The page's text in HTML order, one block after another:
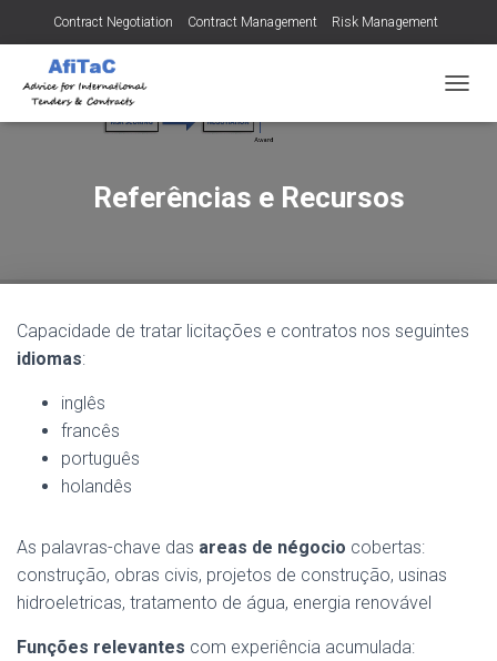
Contract Negotiation Contract Management Risk Management
Tendering for Contracts
L
V
Referências e Recursos
Capacidade de tratar licitações e contratos nos seguintes
idiomas:
inglês
francês
português
holandês
As palavras-chave das areas de négocio cobertas:
construção, obras civis, projetos de construção, usinas
hidroeletricas, tratamento de água, energia renovável
Funções relevantes com experiência acumulada: